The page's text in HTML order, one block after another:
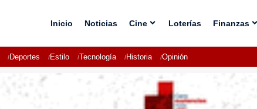
Inicio Noticias Cine Loterías Finanzas
Deportes Estilo Tecnología Historia Opinión